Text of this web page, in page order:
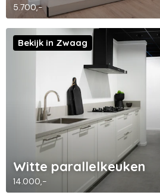
5.700,-
Witte parallelkeuken
14.000,-
Bekijk in Zwaag